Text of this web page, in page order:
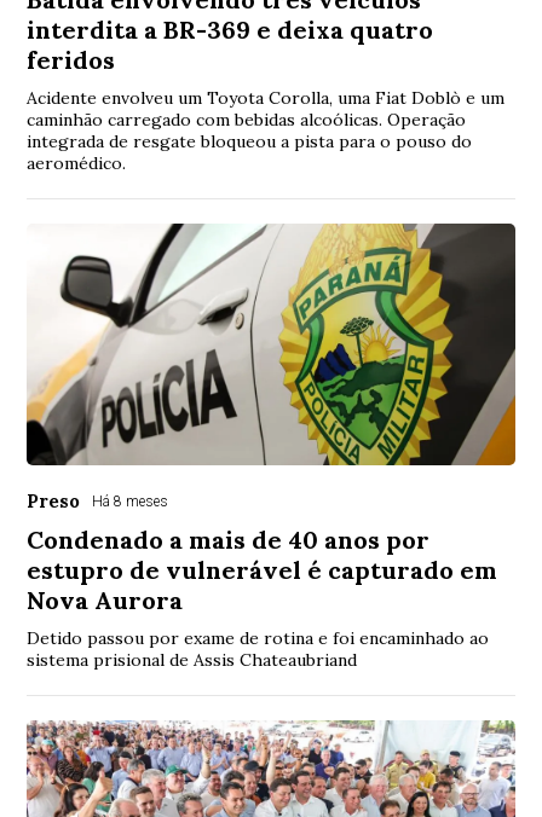
interdita a BR-369 e deixa quatro
feridos
Acidente envolveu um Toyota Corolla, uma Fiat Doblò e um
caminhão carregado com bebidas alcoólicas. Operação
integrada de resgate bloqueou a pista para o pouso do
aeromédico.
Preso Há 8 meses
Condenado a mais de 40 anos por
estupro de vulnerável é capturado em
Nova Aurora
Detido passou por exame de rotina e foi encaminhado ao
sistema prisional de Assis Chateaubriand